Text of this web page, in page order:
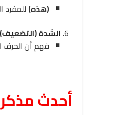
(هذه)للمفرد
الشدة
فهم أن الحرف
أحدث